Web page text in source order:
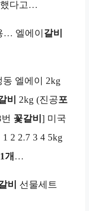
다고…
… 엘에이 갈비
동 엘에이 2kg
비 2kg (진공포
꽃갈비 ] 미국
2 2.7 3 4 5kg
1개 …
비
선물세트